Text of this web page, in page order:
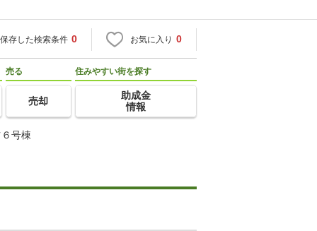
保存した検索条件 0 お気に入り 0
売る
売却
住みやすい街を探す
助成金
情報
号棟